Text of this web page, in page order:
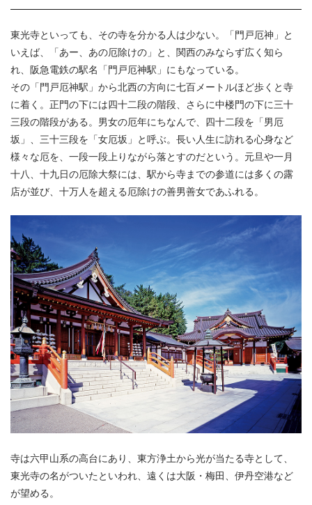
東光寺といっても、その寺を分かる人は少ない。「門戸厄神」と
いえば、「あー、あの厄除けの」と、関西のみならず広く知ら
れ、阪急電鉄の駅名「門戸厄神駅」にもなっている。
その「門戸厄神駅」から北西の方向に七百メートルほど歩くと寺
に着く。正門の下には四十二段の階段、さらに中楼門の下に三十
三段の階段がある。男女の厄年にちなんで、四十二段を「男厄
坂」、三十三段を「女厄坂」と呼ぶ。長い人生に訪れる心身など
様々な厄を、一段一段上りながら落とすのだという。元旦や一月
十八、十九日の厄除大祭には、駅から寺までの参道には多くの露
店が並び、十万人を超える厄除けの善男善女であふれる。
寺は六甲山系の高台にあり、東方浄土から光が当たる寺として、
東光寺の名がついたといわれ、遠くは大阪・梅田、伊丹空港など
が望める。